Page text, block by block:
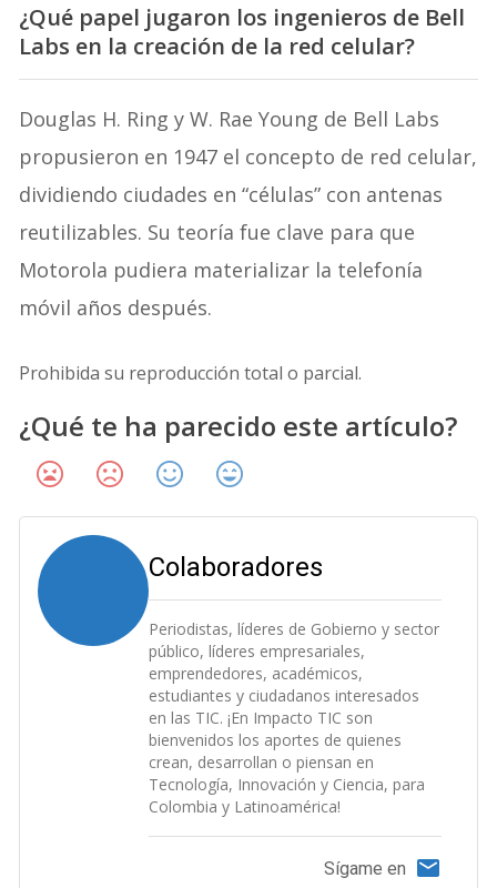
¿Qué papel jugaron los ingenieros de Bell
Labs en la creación de la red celular?
Douglas H. Ring y W. Rae Young de Bell Labs
propusieron en 1947 el concepto de red celular,
dividiendo ciudades en “células” con antenas
reutilizables. Su teoría fue clave para que
Motorola pudiera materializar la telefonía
móvil años después.
Prohibida su reproducción total o parcial.
¿Qué te ha parecido este artículo?
Colaboradores
Periodistas, líderes de Gobierno y sector
público, líderes empresariales,
emprendedores, académicos,
estudiantes y ciudadanos interesados
en las TIC. ¡En Impacto TIC son
bienvenidos los aportes de quienes
crean, desarrollan o piensan en
Tecnología, Innovación y Ciencia, para
Colombia y Latinoamérica!
Sígame en